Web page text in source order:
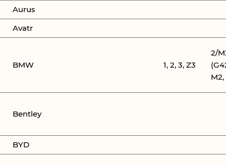
Aurus
Avatr
BMW 1, 2, 3, Z3
2/
Bentley
BYD